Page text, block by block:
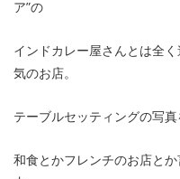
ア”の
インドカレー屋さんとは全
気のお店。
テーブルセッティングの写
和食とかフレンチのお店と